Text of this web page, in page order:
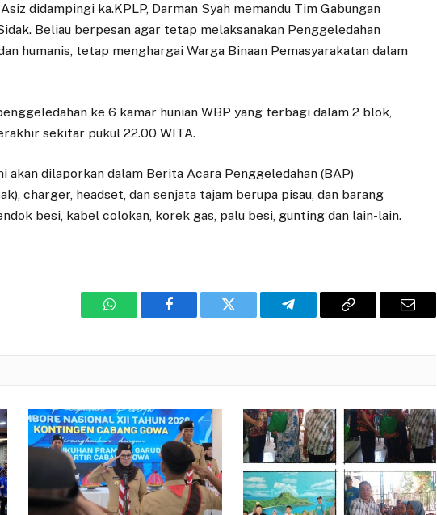
didampingi ka.KPLP, Darman Syah memandu Tim Gabungan
Beliau berpesan agar tetap melaksanakan Penggeledahan
humanis, tetap menghargai Warga Binaan Pemasyarakatan dalam
ke 6 kamar hunian WBP yang terbagi dalam 2 blok,
sekitar pukul 22.00 WITA.
akan dilaporkan dalam Berita Acara Penggeledahan (BAP)
charger, headset, dan senjata tajam berupa pisau, dan barang
besi, kabel colokan, korek gas, palu besi, gunting dan lain-lain.
WhatsAppFacebook Twitter Telegram Copy
Email